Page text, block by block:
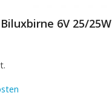
6V 25/25W